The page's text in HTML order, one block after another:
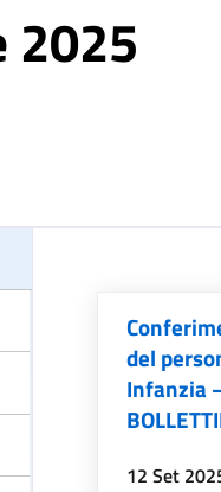
2025
del
Infanzia
data:
12 Set